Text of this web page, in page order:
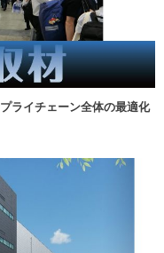
ライチェーン全体の最適化